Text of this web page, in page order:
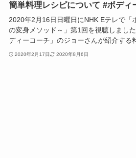
簡単料理レシピについて #ボディ
2020年2月16日日曜日にNHK Eテレで「
の変身メソッド～」第1回を視聴しまし
ディーコーチ」のジョーさんが紹介する
2020年2月17日 2020年8月6日